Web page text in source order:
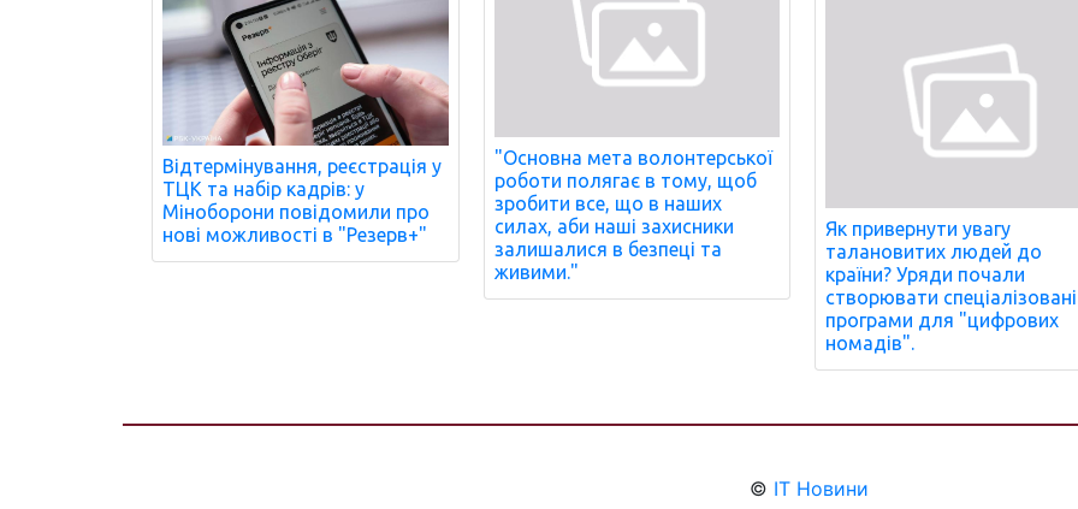
Відтермінування, реєстрація у
ТЦК та набір кадрів: у
Міноборони повідомили про
нові можливості в "Резерв+"
"Основна мета волонтерської
роботи полягає в тому, щоб
зробити все, що в наших
силах, аби наші захисники
залишалися в безпеці та
живими."
Як привернути увагу
талановитих людей до
країни? Уряди почали
створювати спеціалізовані
програми для "цифрових
номадів".
© IT Новини